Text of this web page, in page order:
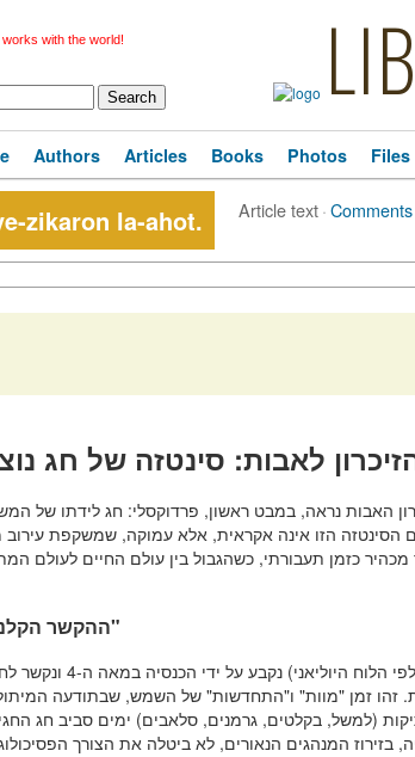
with the world!
Authors Articles Books Photos Files
zikaron la-ahot. Article text·Comments
לאבות: סינטזה של חג
האבות נראה, במבט ראשון, פרדוקסלי: חג לידתו
הסינטזה הזו אינה אקראית, אלא עמוקה, שמשקפת עירוב
כזמן תעבורתי, כשהגבול בין עולם החיים לעולם
1. ההקשר הקלנדרי: חג החגיגה ו"יום האבות"
תאריך חג המולד (25
זהו זמן "מוות" ו"התחדשות" של השמש, שבתודעה
(למשל, בקלטים, גרמנים, סלאבים) ימים סביב חג
בזירוז המנהגים הנאורים, לא ביטלה את הצורך